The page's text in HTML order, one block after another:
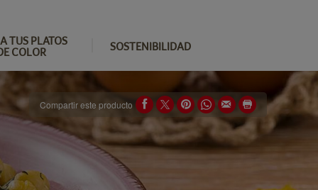
TUS PLATOS
COLOR
SOSTENIBILIDAD
Compartir este producto